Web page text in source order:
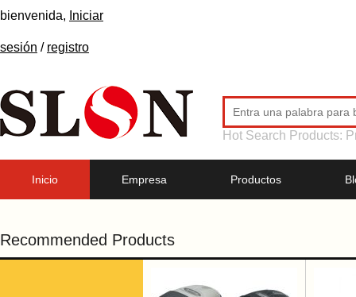
bienvenida, Iniciar
sesión / registro
Hot Search Products:
Inicio Empresa Productos
Recommended Products